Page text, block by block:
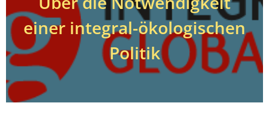
einer integral-ökologischen
Politik